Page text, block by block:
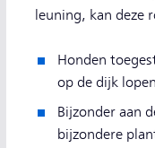
leuning, kan deze
Honden
op de dijk lopen
Bijzonder aan
bijzondere